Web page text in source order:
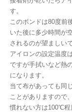
す。
このボンドは80度前
いた後に多少時間が
されるのが望ましいで
アイロンの設定温度
ですが手拭いなど熱
になります。
当て布があっても同
ことがありますので
慣れない方は100℃程